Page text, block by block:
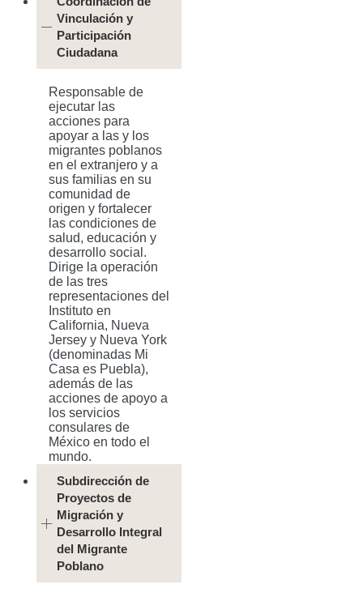
Vinculación y
Participación
Ciudadana
Responsable de
ejecutar las
acciones para
apoyar a las y los
migrantes poblanos
en el extranjero y a
sus familias en su
comunidad de
origen y fortalecer
las condiciones de
salud, educación y
desarrollo social.
Dirige la operación
de las tres
representaciones del
Instituto en
California, Nueva
Jersey y Nueva York
(denominadas Mi
Casa es Puebla),
además de las
acciones de apoyo a
los servicios
consulares de
México en todo el
mundo.
Subdirección de
Proyectos de
Migración y
Desarrollo Integral
del Migrante
Poblano